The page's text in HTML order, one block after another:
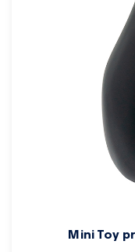
Mini Toy